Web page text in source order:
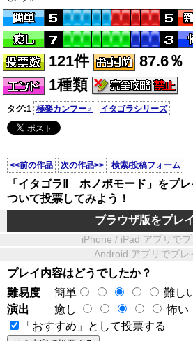
121件
87.6％
1種類
タグ:1 極楽カンフー♂ イタゴラシリーズ
<<前の作品 次の作品>> 検索/投稿フォーム
「イタゴラⅡ ホノボモード」をプ
ついて投票してみよう！
ブラウザ版をプレ
iPhone / iPad アプリで
Android アプリでプレ
プレイ内容はどうでしたか？
難易度
簡単
難し
演出
癒し
怖い
「おすすめ」として投票する